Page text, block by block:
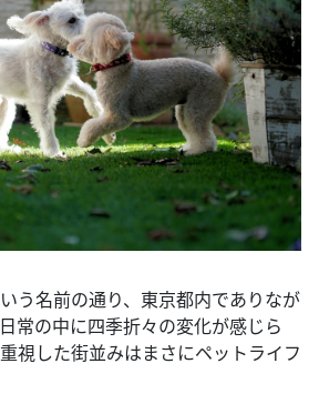
う名前の通り、東京都内でありなが
常の中に四季折々の変化が感じら
視した街並みはまさにペットライフ